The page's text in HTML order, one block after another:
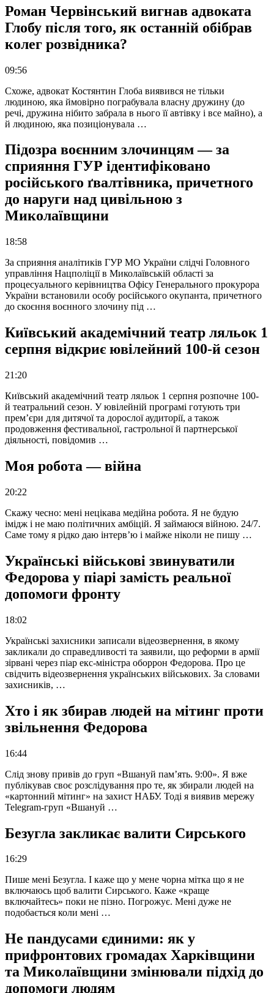
Роман Червінський вигнав адвоката
Глобу після того, як останній обібрав
колег розвідника?
09:56
Схоже, адвокат Костянтин Глоба виявився не тільки
людиною, яка ймовірно пограбувала власну дружину (до
речі, дружина нібито забрала в нього її автівку і все майно), а
й людиною, яка позиціонувала …
Підозра воєнним злочинцям — за
сприяння ГУР ідентифіковано
російського ґвалтівника, причетного
до наруги над цивільною з
Миколаївщини
18:58
За сприяння аналітиків ГУР МО України слідчі Головного
управління Нацполіції в Миколаївській області за
процесуального керівництва Офісу Генерального прокурора
України встановили особу російського окупанта, причетного
до скоєння воєнного злочину під …
Київський академічний театр ляльок 1
серпня відкриє ювілейний 100-й сезон
21:20
Київський академічний театр ляльок 1 серпня розпочне 100-
й театральний сезон. У ювілейній програмі готують три
прем’єри для дитячої та дорослої аудиторії, а також
продовження фестивальної, гастрольної й партнерської
діяльності, повідомив …
Моя робота — війна
20:22
Скажу чесно: мені нецікава медійна робота. Я не будую
імідж і не маю політичних амбіцій. Я займаюся війною. 24/7.
Саме тому я рідко даю інтерв’ю і майже ніколи не пишу …
Українські військові звинуватили
Федорова у піарі замість реальної
допомоги фронту
18:02
Українські захисники записали відеозвернення, в якому
закликали до справедливості та заявили, що реформи в армії
зірвані через піар екс-міністра оборрон Федорова. Про це
свідчить відеозвернення українських військових. За словами
захисників, …
Хто і як збирав людей на мітинг проти
звільнення Федорова
16:44
Слід знову привів до груп «Вшануй пам’ять. 9:00». Я вже
публікував своє розслідування про те, як збирали людей на
«картонний мітинг» на захист НАБУ. Тоді я виявив мережу
Telegram-груп «Вшануй …
Безугла закликає валити Сирського
16:29
Пише мені Безугла. І каже що у мене чорна мітка що я не
включаюсь щоб валити Сирського. Каже «краще
включайтесь» поки не пізно. Погрожує. Мені дуже не
подобається коли мені …
Не пандусами єдиними: як у
прифронтових громадах Харківщини
та Миколаївщини змінювали підхід до
допомоги людям